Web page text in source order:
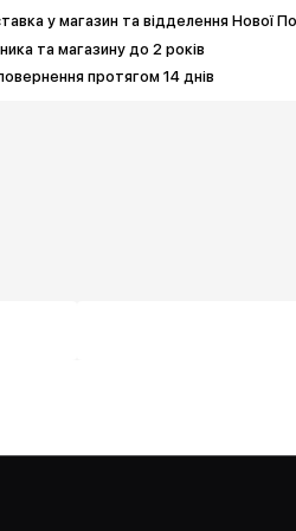
у магазин та відделення Нової
та магазину до 2 років
протягом 14 днів